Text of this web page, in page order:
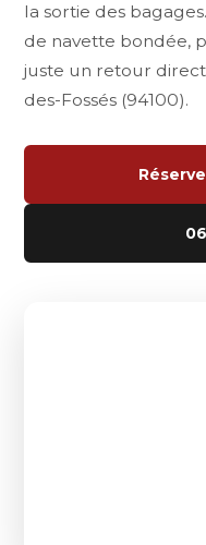
la sortie des
de navette bondée,
juste un retour
des-Fossés (94100).